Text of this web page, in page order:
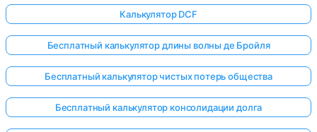
Калькулятор DCF
Бесплатный калькулятор длины волны де Бройля
Бесплатный калькулятор чистых потерь общества
Бесплатный калькулятор консолидации долга